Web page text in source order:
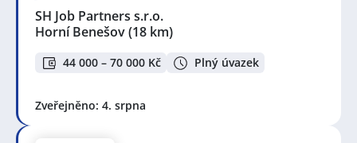
SH Job Partners s.r.o.
Horní Benešov(18 km)
44 000 – 70 000 Kč Plný úvazek
Zveřejněno: 4. srpna